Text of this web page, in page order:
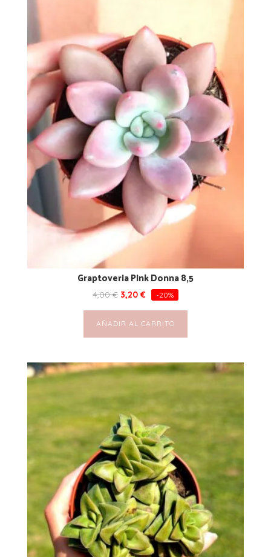
Graptoveria Pink Donna 8,5
4,00€ 3,20 € -20%
AÑADIR AL CARRITO